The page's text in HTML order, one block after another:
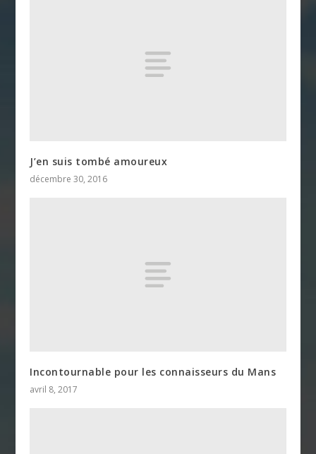
J’en suis tombé amoureux
décembre 30, 2016
Incontournable pour les connaisseurs du Mans
avril 8, 2017